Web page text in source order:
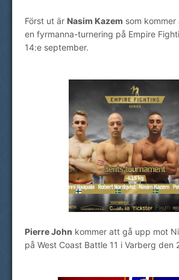
Först ut är Nasim Kazem som
en fyrmanna-turnering på Empire
14:e september.
Pierre John kommer att gå upp mot
på West Coast Battle 11 i Varberg den